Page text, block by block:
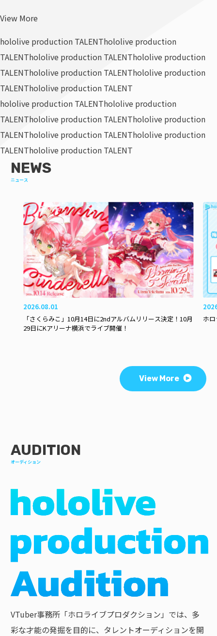
View More
hololive production TALENThololive production
TALENThololive production TALENThololive production
TALENThololive production TALENThololive production
TALENThololive production TALENT
hololive production TALENThololive production
TALENThololive production TALENThololive production
TALENThololive production TALENThololive production
TALENThololive production TALENT
NEWS
ニュース
2026.08.01
「さくらみこ」10月14日に2ndアルバムリリース決定！10月
29日にKアリーナ横浜でライブ開催！
ホ
View More
AUDITION
オーディション
VTuber事務所「ホロライブプロダクション」では、多
彩な才能の発掘を目的に、タレントオーディションを開